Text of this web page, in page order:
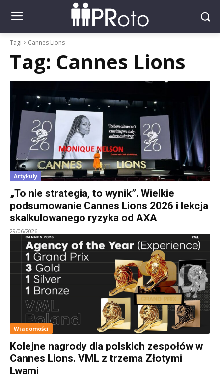
Tagi Cannes Lions
Tag: Cannes Lions
Artykuły
„To nie strategia, to wynik”. Wielkie
podsumowanie Cannes Lions 2026 i lekcja
skalkulowanego ryzyka od AXA
29/06/2026
Wiadomości
Kolejne nagrody dla polskich zespołów w
Cannes Lions. VML z trzema Złotymi
Lwami